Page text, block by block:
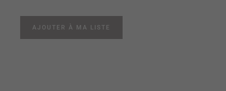
AJOUTER À MA LISTE